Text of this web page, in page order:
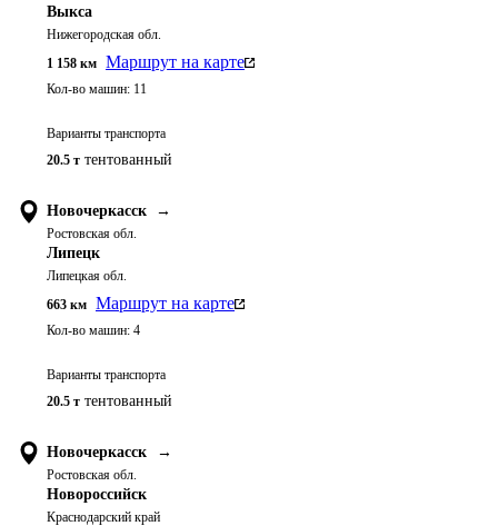
Выкса
Нижегородская обл.
1 158 км Маршрут на карте
Кол-во машин: 11
Варианты транспорта
20.5 т тентованный
Новочеркасск →
Ростовская обл.
Липецк
Липецкая обл.
663 км Маршрут на карте
Кол-во машин: 4
Варианты транспорта
20.5 т тентованный
Новочеркасск →
Ростовская обл.
Новороссийск
Краснодарский край